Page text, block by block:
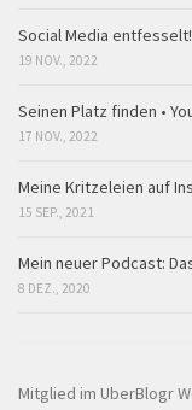
Social Media
19 NOV., 2022
Seinen Platz finden •
17 NOV., 2022
Meine Kritzeleien auf
15 SEP., 2021
Mein neuer Podcast:
8 DEZ., 2020
Mitglied im UberBlogr